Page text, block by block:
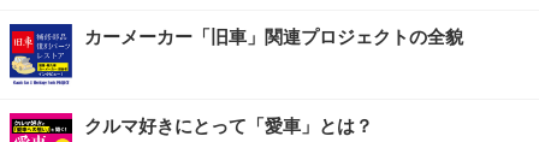
カーメーカー「旧車」関連プロジェクトの全貌
クルマ好きにとって「愛車」とは？